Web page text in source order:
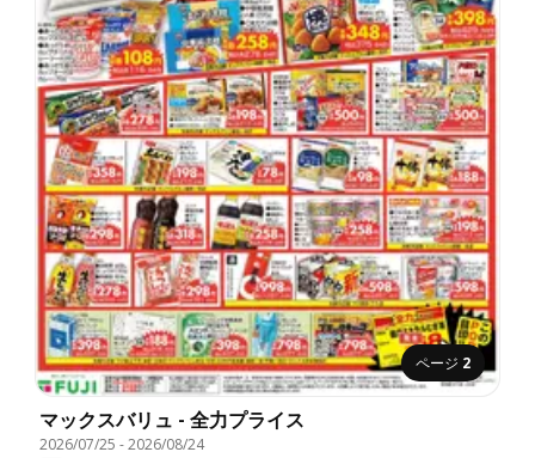
ページ 2
マックスバリュ - 全力プライス
2026/07/25 -2026/08/24